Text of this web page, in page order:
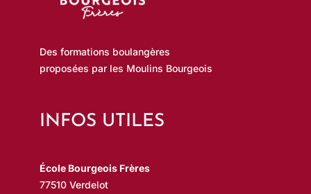
Des formations boulangères
proposées par les Moulins Bourgeois
INFOS UTILES
École Bourgeois Frères
77510 Verdelot